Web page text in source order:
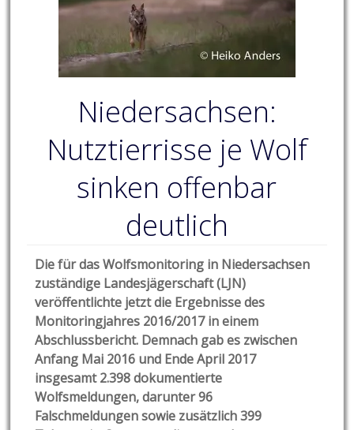
Niedersachsen:
Nutztierrisse je Wolf
sinken offenbar
deutlich
Die für das Wolfsmonitoring in Niedersachsen
zuständige Landesjägerschaft (LJN)
veröffentlichte jetzt die Ergebnisse des
Monitoringjahres 2016/2017 in einem
Abschlussbericht. Demnach gab es zwischen
Anfang Mai 2016 und Ende April 2017
insgesamt 2.398 dokumentierte
Wolfsmeldungen, darunter 96
Falschmeldungen sowie zusätzlich 399